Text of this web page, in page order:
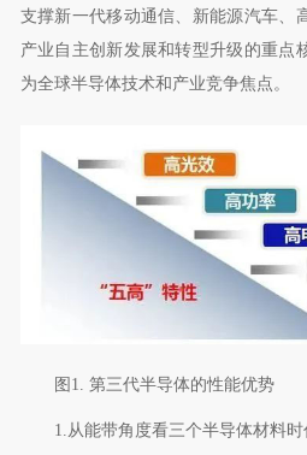
支撑新一代移动通信、新能源汽车、
产业自主创新发展和转型升级的重点
为全球半导体技术和产业竞争焦点。
图 1. 第三代半导体的性能优势
1. 从能带角度看三个半导体材料时